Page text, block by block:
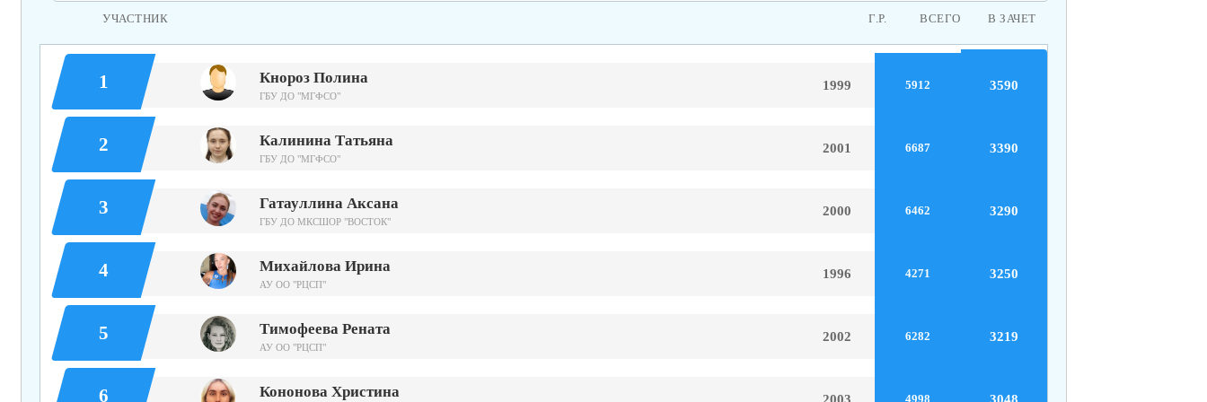
УЧАСТНИК Г.Р. ВСЕГО В ЗАЧЕТ
1 Кнороз Полина
ГБУ ДО "МГФСО"
1999 5912 3590
2 Калинина Татьяна
ГБУ ДО "МГФСО"
2001 6687 3390
3 Гатауллина Аксана
ГБУ ДО МКСШОР "ВОСТОК"
2000 6462 3290
4 Михайлова Ирина
АУ ОО "РЦСП"
1996 4271 3250
5 Тимофеева Рената
АУ ОО "РЦСП"
2002 6282 3219
6 Кононова Христина 2003 4998 3048